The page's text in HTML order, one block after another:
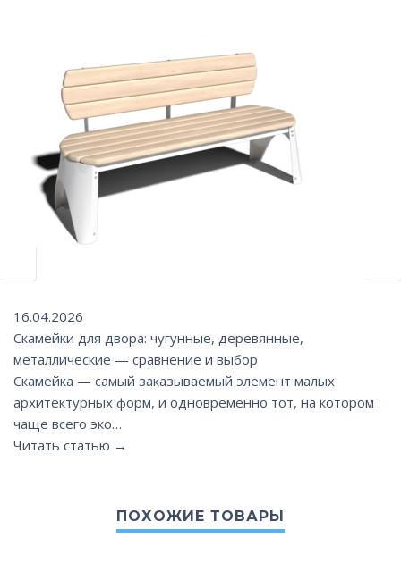
16.04.2026
Скамейки для двора: чугунные, деревянные,
металлические — сравнение и выбор
Скамейка — самый заказываемый элемент малых
архитектурных форм, и одновременно тот, на котором
чаще всего эко…
Читать статью →
ПОХОЖИЕ ТОВАРЫ